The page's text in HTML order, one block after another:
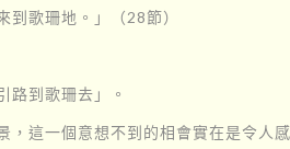
到歌珊地。」（28節）
路到歌珊去」。
這一個意想不到的相會實在是令